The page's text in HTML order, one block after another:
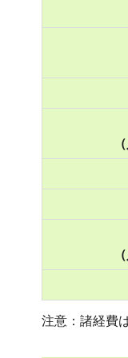
注意：諸経費